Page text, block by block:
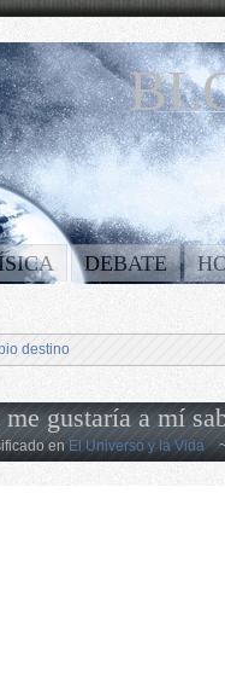
DEBATE
destino
gustaría a mí
enEl Universo y la Vida